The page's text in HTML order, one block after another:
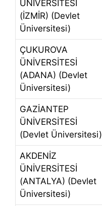
ÜNİVERSİTESİ
(İZMİR) (Devlet
Üniversitesi)
ÇUKUROVA
ÜNİVERSİTESİ
(ADANA) (Devlet
Üniversitesi)
GAZİANTEP
ÜNİVERSİTESİ
(Devlet Üniversitesi)
AKDENİZ
ÜNİVERSİTESİ
(ANTALYA) (Devlet
Üniversitesi)